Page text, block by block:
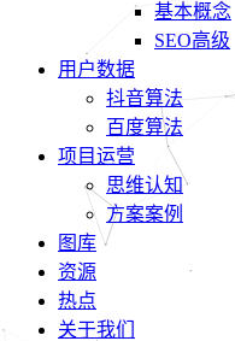
基本概念
SEO高级
用户数据
抖音算法
百度算法
项目运营
思维认知
方案案例
图库
资源
热点
关于我们